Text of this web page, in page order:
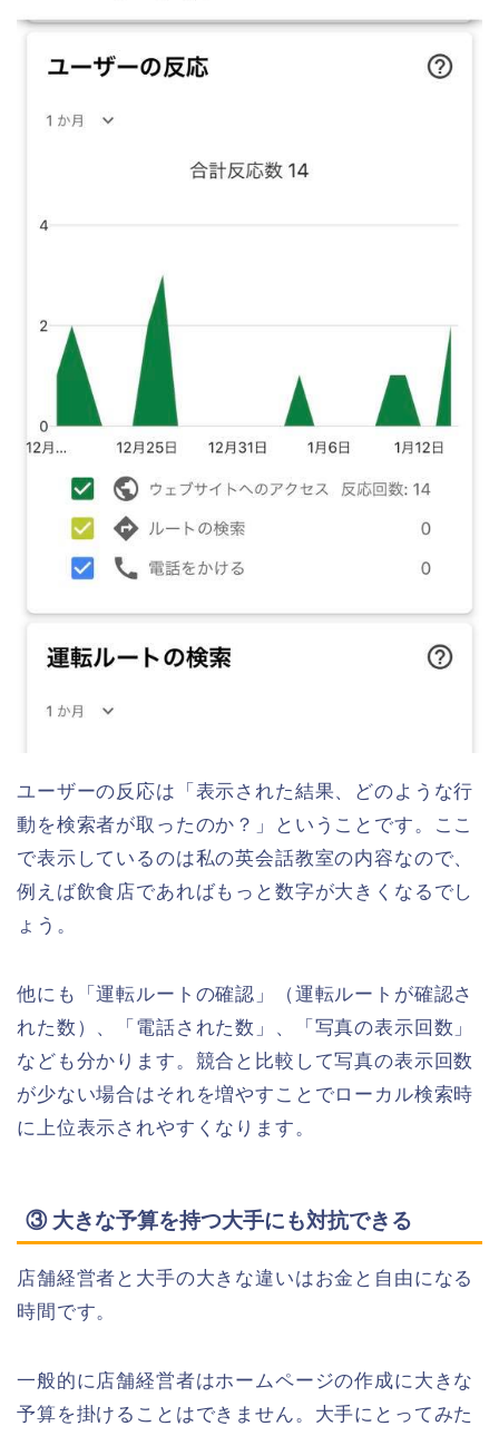
ユーザーの反応は「表示された結果、どのような行
動を検索者が取ったのか？」ということです。ここ
で表示しているのは私の英会話教室の内容なので、
例えば飲食店であればもっと数字が大きくなるでし
ょう。
他にも「運転ルートの確認」（運転ルートが確認さ
れた数）、「電話された数」、「写真の表示回数」
なども分かります。競合と比較して写真の表示回数
が少ない場合はそれを増やすことでローカル検索時
に上位表示されやすくなります。
③ 大きな予算を持つ大手にも対抗できる
店舗経営者と大手の大きな違いはお金と自由になる
時間です。
一般的に店舗経営者はホームページの作成に大きな
予算を掛けることはできません。大手にとってみた